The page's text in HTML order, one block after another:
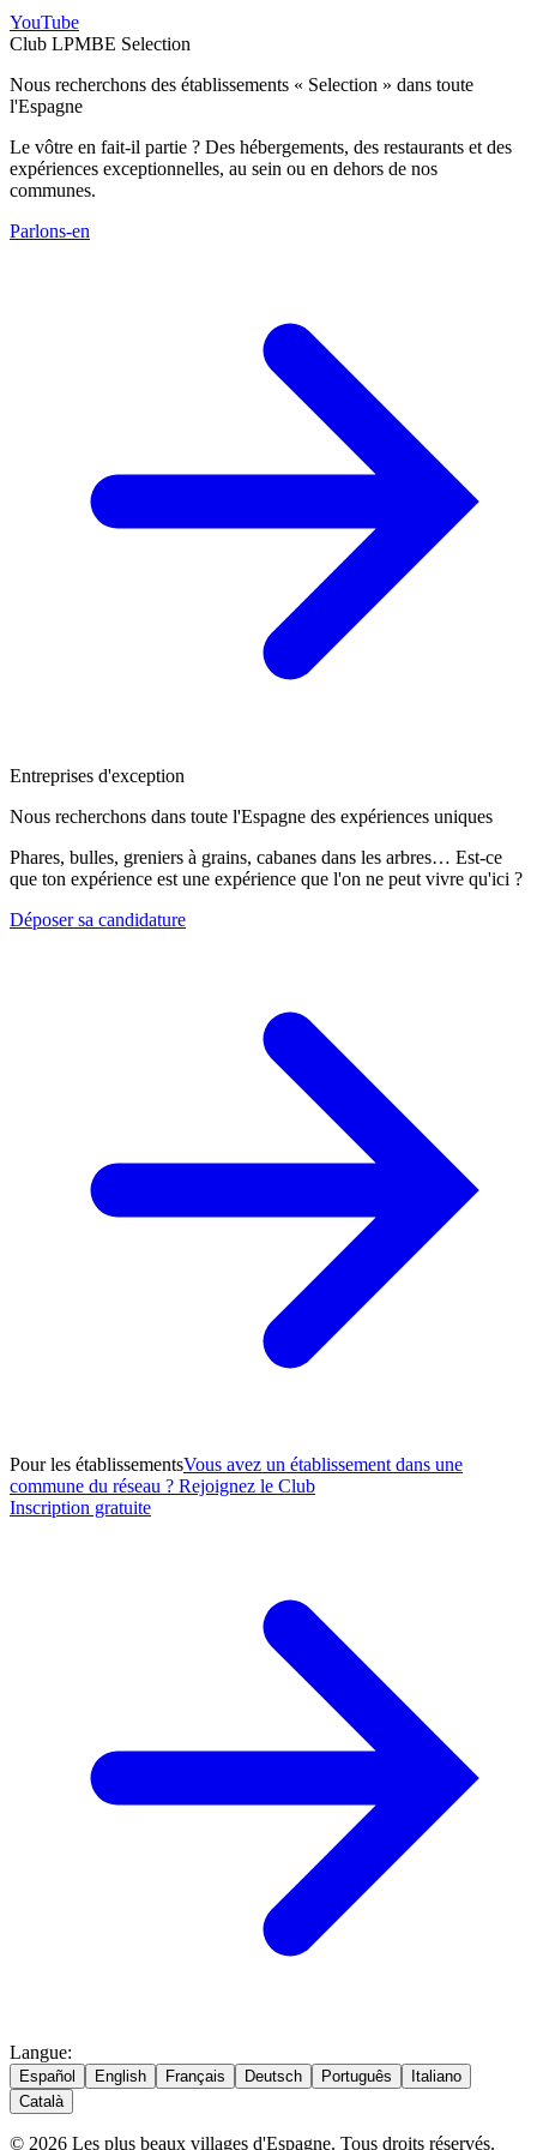
YouTube
Club LPMBE Selection
Nous recherchons des établissements « Selection » dans toute
l'Espagne
Le vôtre en fait-il partie ? Des hébergements, des restaurants et des
expériences exceptionnelles, au sein ou en dehors de nos
communes.
Parlons-en
Entreprises d'exception
Nous recherchons dans toute l'Espagne des expériences uniques
Phares, bulles, greniers à grains, cabanes dans les arbres… Est-ce
que ton expérience est une expérience que l'on ne peut vivre qu'ici ?
Déposer sa candidature
Pour les établissementsVous avez un établissement dans une
commune du réseau ? Rejoignez le Club
Inscription gratuite
Langue:
Español English Français Deutsch Português
Italiano
Català
© 2026 Les plus beaux villages d'Espagne. Tous droits réservés.